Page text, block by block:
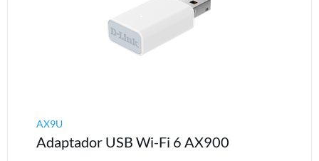
AX9U
Adaptador USB Wi-Fi 6 AX900